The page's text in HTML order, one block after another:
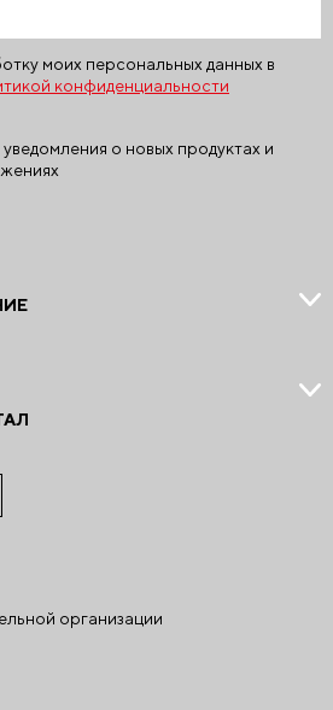
организации
моих персональных данных в
конфиденциальности
уведомления о новых продуктах и